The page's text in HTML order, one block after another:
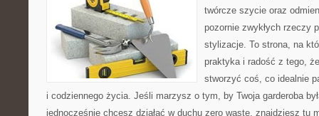
twórcze szycie oraz
pozornie zwykłych rzeczy
stylizacje. To strona, na
praktyka i radość z tego,
stworzyć coś, co idealnie
i codziennego życia. Jeśli marzysz o tym, by Twoja garderoba
jednocześnie chcesz działać w duchu zero waste, znajdziesz tu